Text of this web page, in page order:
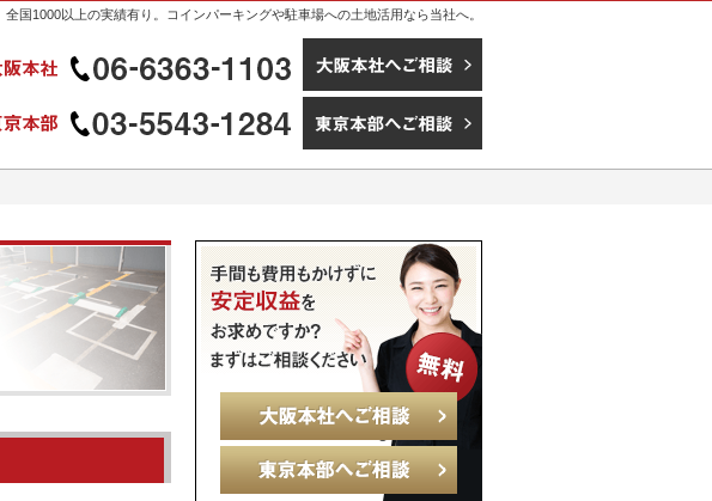
全国1000以上の実績有り。コインパーキングや駐車場への土地活用なら当社へ。
06-6363-1103
03-5543-1284